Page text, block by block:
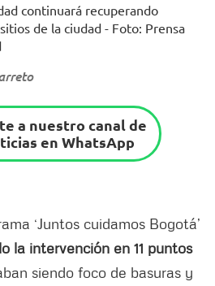
continuará recuperando
de la ciudad - Foto: Prensa
a nuestro canal de
en WhatsApp
‘Juntos cuidamos Bogotá’
la intervención en 11 puntos
siendo foco de basuras y